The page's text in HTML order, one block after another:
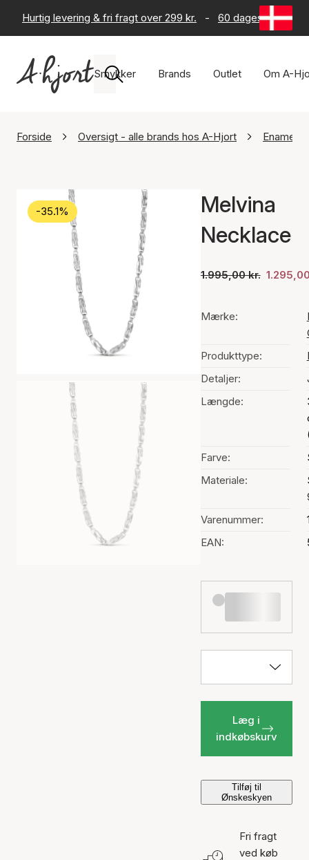
Hurtig levering & fri fragt over 299 kr. - 60 dages returret
Smykker Brands Outlet Om A-
Forside Oversigt - alle brands hos A-Hjort Enamel
-35.1%
Melvina
Necklace
1.995,00 kr.
Mærke:
Produkttype:
Detaljer:
Længde:
Farve:
Materiale:
Varenummer:
EAN:
Læg i
indkøbskurv
Tilføj til
Ønskeskyen
Fri fragt
ved køb